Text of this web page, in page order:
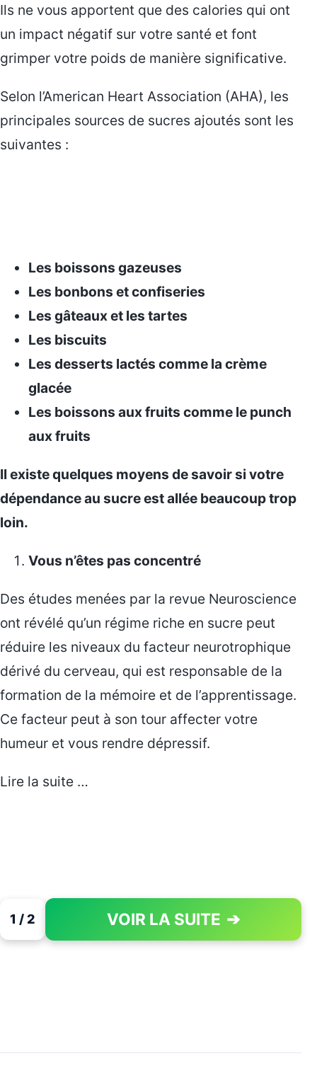
Ils ne vous apportent que des calories qui ont
un impact négatif sur votre santé et font
grimper votre poids de manière significative.
Selon l’American Heart Association (AHA), les
principales sources de sucres ajoutés sont les
suivantes :
Les boissons gazeuses
Les bonbons et confiseries
Les gâteaux et les tartes
Les biscuits
Les desserts lactés comme la crème
glacée
Les boissons aux fruits comme le punch
aux fruits
Il existe quelques moyens de savoir si votre
dépendance au sucre est allée beaucoup trop
loin.
Vous n’êtes pas concentré
Des études menées par la revue Neuroscience
ont révélé qu’un régime riche en sucre peut
réduire les niveaux du facteur neurotrophique
dérivé du cerveau, qui est responsable de la
formation de la mémoire et de l’apprentissage.
Ce facteur peut à son tour affecter votre
humeur et vous rendre dépressif.
Lire la suite …
1 / 2 VOIR LA SUITE ➔
PAGE 1 OF 2